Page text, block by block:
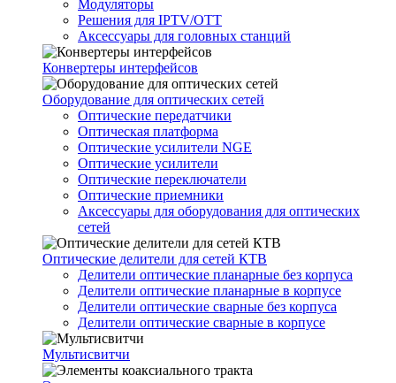
Модуляторы
Решения для IPTV/OTT
Аксессуары для головных станций
Конвертеры интерфейсов
Оборудование для оптических сетей
Оптические передатчики
Оптическая платформа
Оптические усилители NGE
Оптические усилители
Оптические переключатели
Оптические приемники
Аксессуары для оборудования для оптических
сетей
Оптические делители для сетей КТВ
Делители оптические планарные без корпуса
Делители оптические планарные в корпусе
Делители оптические сварные без корпуса
Делители оптические сварные в корпусе
Мультисвитчи